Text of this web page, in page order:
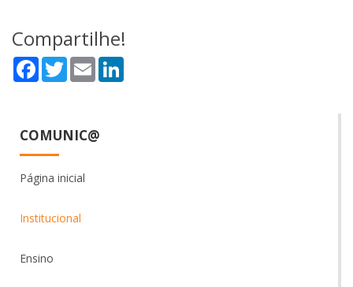
Compartilhe!
Facebook
TwitterEmail
COMUNIC@
Página inicial
Institucional
Ensino